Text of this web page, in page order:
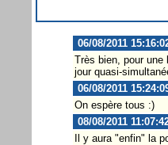
06/08/2011
Très bien, pour
jour quasi-
06/08/2011
On espère tous :)
08/08/2011
Il y aura "enfin" la